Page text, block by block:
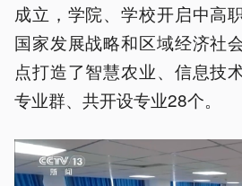
成立，学院、学校开启中高
国家发展战略和区域经济社
点打造了智慧农业、信息技
专业群、共开设专业28个。